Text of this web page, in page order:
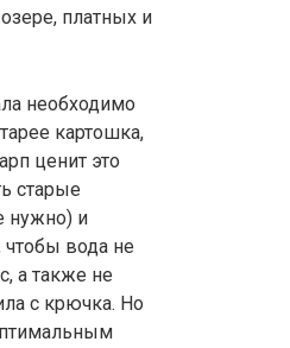
платных и
необходимо
картошка,
ценит это
старые
нужно) и
чтобы вода не
а также не
с крючка. Но